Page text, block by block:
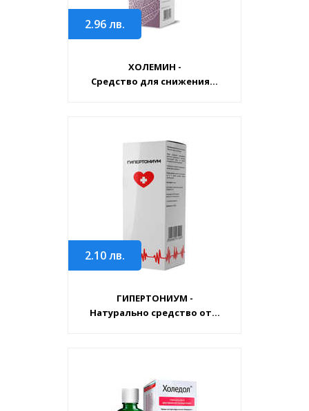
2.96лв.
ХОЛЕМИН -
Средство для снижения...
2.10лв.
ГИПЕРТОНИУМ -
Натурально средство от...